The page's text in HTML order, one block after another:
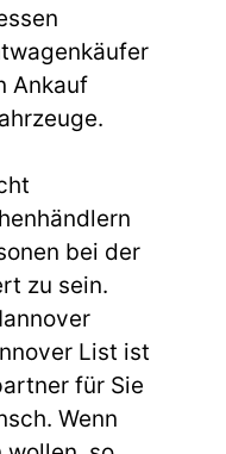
Ankauf
bei der
zu sein.
List ist
für Sie
Wenn